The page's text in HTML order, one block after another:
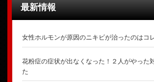
最新情報
女性ホルモンが原因のニキビが治ったのはコ
花粉症の症状が出なくなった！２人がやった
た